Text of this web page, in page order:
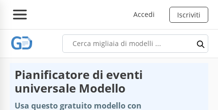
Accedi Iscriviti
Pianificatore di eventi
universale Modello
Usa questo gratuito modello con